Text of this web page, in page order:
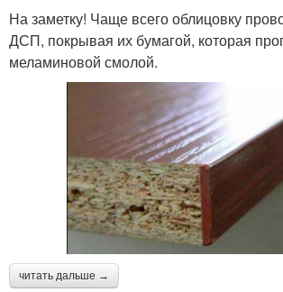
На заметку! Чаще всего облицовку
ДСП, покрывая их бумагой, которая
меламиновой смолой.
читать дальше →